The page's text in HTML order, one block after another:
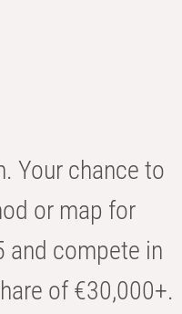
Your chance to
or map for
and compete in
of €30,000+.